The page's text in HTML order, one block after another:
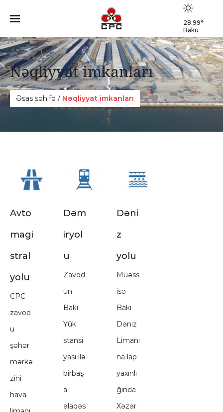
28.99°
Baku
Nəqliyyat imkanları
Əsas səhifə / Nəqliyyat imkanları
Avto
magi
stral
yolu
CPC
zavod
u
şəhər
mərkə
zini
hava
Dəm
iryol
u
Zavod
un
Baki
Yük
stansi
yası ilə
birbaş
a
əlaqəs
Dəni
z
yolu
Müəss
isə
Bakı
Dəniz
Limanı
na lap
yaxınlı
ğında
Xəzər